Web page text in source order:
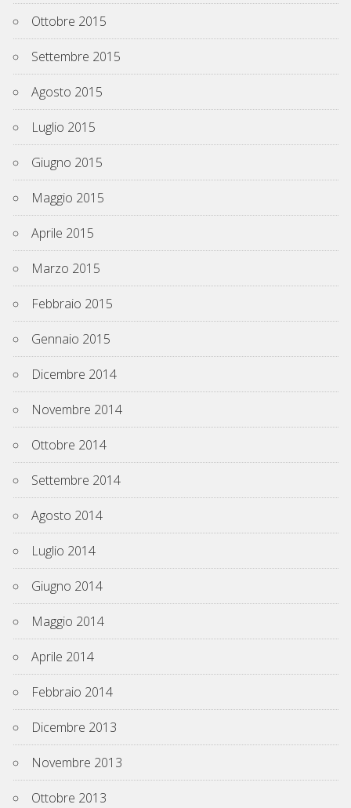
Ottobre 2015
Settembre 2015
Agosto 2015
Luglio 2015
Giugno 2015
Maggio 2015
Aprile 2015
Marzo 2015
Febbraio 2015
Gennaio 2015
Dicembre 2014
Novembre 2014
Ottobre 2014
Settembre 2014
Agosto 2014
Luglio 2014
Giugno 2014
Maggio 2014
Aprile 2014
Febbraio 2014
Dicembre 2013
Novembre 2013
Ottobre 2013